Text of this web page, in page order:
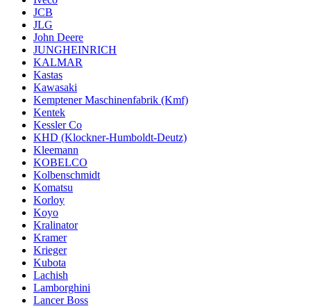
JCB
JLG
John Deere
JUNGHEINRICH
KALMAR
Kastas
Kawasaki
Kemptener Maschinenfabrik (Kmf)
Kentek
Kessler Co
KHD (Klockner-Humboldt-Deutz)
Kleemann
KOBELCO
Kolbenschmidt
Komatsu
Korloy
Koyo
Kralinator
Kramer
Krieger
Kubota
Lachish
Lamborghini
Lancer Boss